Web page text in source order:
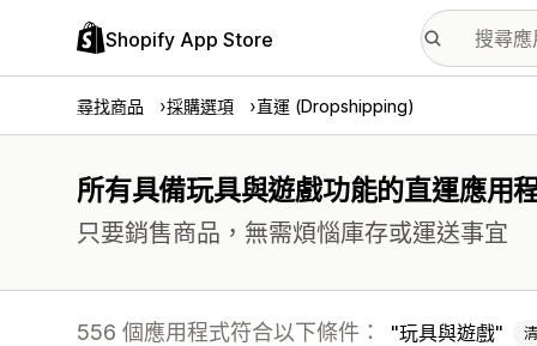
Shopify App Store
尋找商品 採購選項 直運 (Dropshipping)
所有具備玩具與遊戲功能的直運應用
只要銷售商品，無需煩惱庫存或運送事宜
556 個應用程式符合以下條件： 玩具與遊戲